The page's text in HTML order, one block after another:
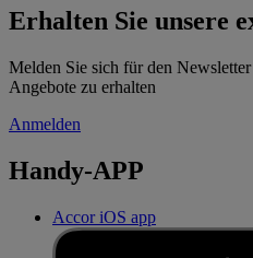
Erhalten Sie unsere
Melden Sie sich für den Newsletter
Angebote zu erhalten
Anmelden
Handy-APP
Accor iOS app